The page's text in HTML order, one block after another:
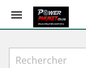
